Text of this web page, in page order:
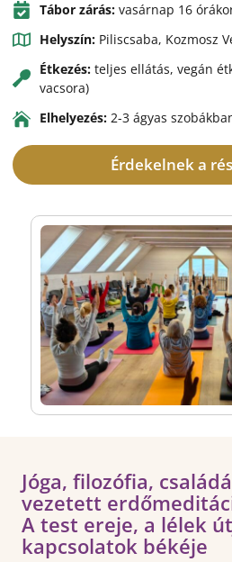
Tábor zárás: vasárnap 16
Helyszín: Piliscsaba, Kozmosz
Étkezés: teljes ellátás, vegán
vacsora)
Elhelyezés: 2-3 ágyas
Érdekelnek a
Jóga, filozófia,
vezetett
A test ereje, a lélek
kapcsolatok békéje